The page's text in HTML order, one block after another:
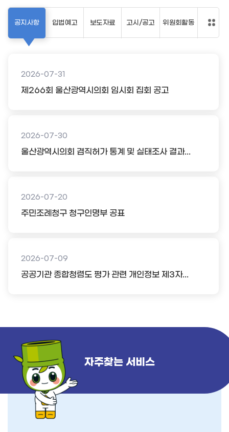
공지사항
2026-07-31
제266회 울산광역시의회 임시회 집회 공고
2026-07-30
울산광역시의회 겸직허가 통계 및 실태조사 결과...
2026-07-20
주민조례청구 청구인명부 공표
2026-07-09
공공기관 종합청렴도 평가 관련 개인정보 제3자...
입법예고 보도자료 고시/공고 위원회활동
자주찾는 서비스